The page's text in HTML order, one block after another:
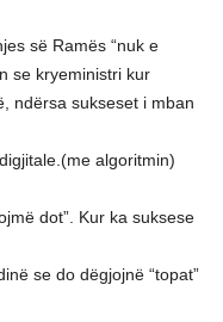
së Ramës “nuk e
se kryeministri kur
ndërsa sukseset i mban
algoritmin)
dot”. Kur ka suksese
se do dëgjojnë “topat”